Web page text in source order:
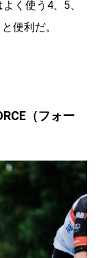
く使う4、5、
便利だ。
（フォー